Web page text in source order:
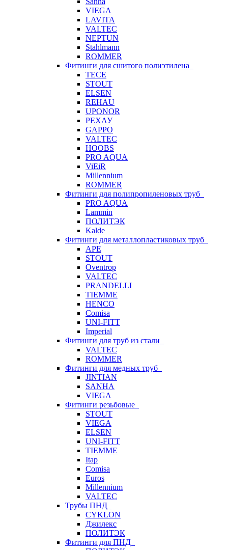
VIEGA
LAVITA
VALTEC
NEPTUN
Stahlmann
ROMMER
Фитинги для сшитого полиэтилена
TECE
STOUT
ELSEN
REHAU
UPONOR
РЕХАУ
GAPPO
VALTEC
HOOBS
PRO AQUA
ViEiR
Millennium
ROMMER
Фитинги для полипропиленовых труб
PRO AQUA
Lammin
ПОЛИТЭК
Kalde
Фитинги для металлопластиковых труб
APE
STOUT
Oventrop
VALTEC
PRANDELLI
TIEMME
HENCO
Comisa
UNI-FITT
Imperial
Фитинги для труб из стали
VALTEC
ROMMER
Фитинги для медных труб
JINTIAN
SANHA
VIEGA
Фитинги резьбовые
STOUT
VIEGA
ELSEN
UNI-FITT
TIEMME
Itap
Comisa
Euros
Millennium
VALTEC
Трубы ПНД
CYKLON
Джилекс
ПОЛИТЭК
Фитинги для ПНД